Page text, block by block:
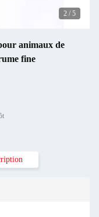
2 / 5
animaux de
fine